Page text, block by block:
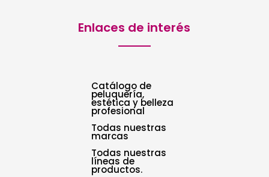
Enlaces de interés
Catálogo de
peluquería,
estética y belleza
profesional
Todas nuestras
marcas
Todas nuestras
líneas de
productos.